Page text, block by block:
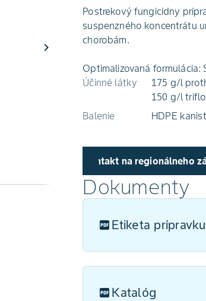
chevron_right
Postrekový fungicídny
suspenzného koncentrátu
chorobám.
Optimalizovaná formulácia:
Účinné látky
175 g/l
150 g/l
Balenie
HDPE
Kontakt na regionálneho
Dokumenty
Etiketa prípravku
Katalóg